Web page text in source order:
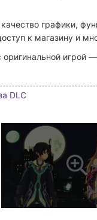
графики,
к магазину и
игрой
DLC